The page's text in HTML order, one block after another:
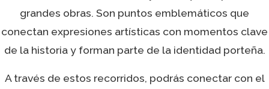
grandes obras. Son puntos emblemáticos que
conectan expresiones artísticas con momentos clave
de la historia y forman parte de la identidad porteña.
A través de estos recorridos, podrás conectar con el